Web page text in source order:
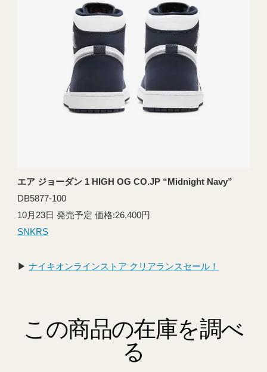
エア ジョーダン 1 HIGH OG CO.JP “Midnight Navy”
DB5877-100
10月23日 発売予定 価格:26,400円
SNKRS
▶︎ ナイキオンラインストア クリアランスセール！
この商品の在庫を調べ
る